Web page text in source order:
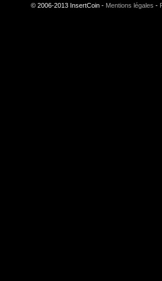
© 2006-2013 InsertCoin - Mentions légales -